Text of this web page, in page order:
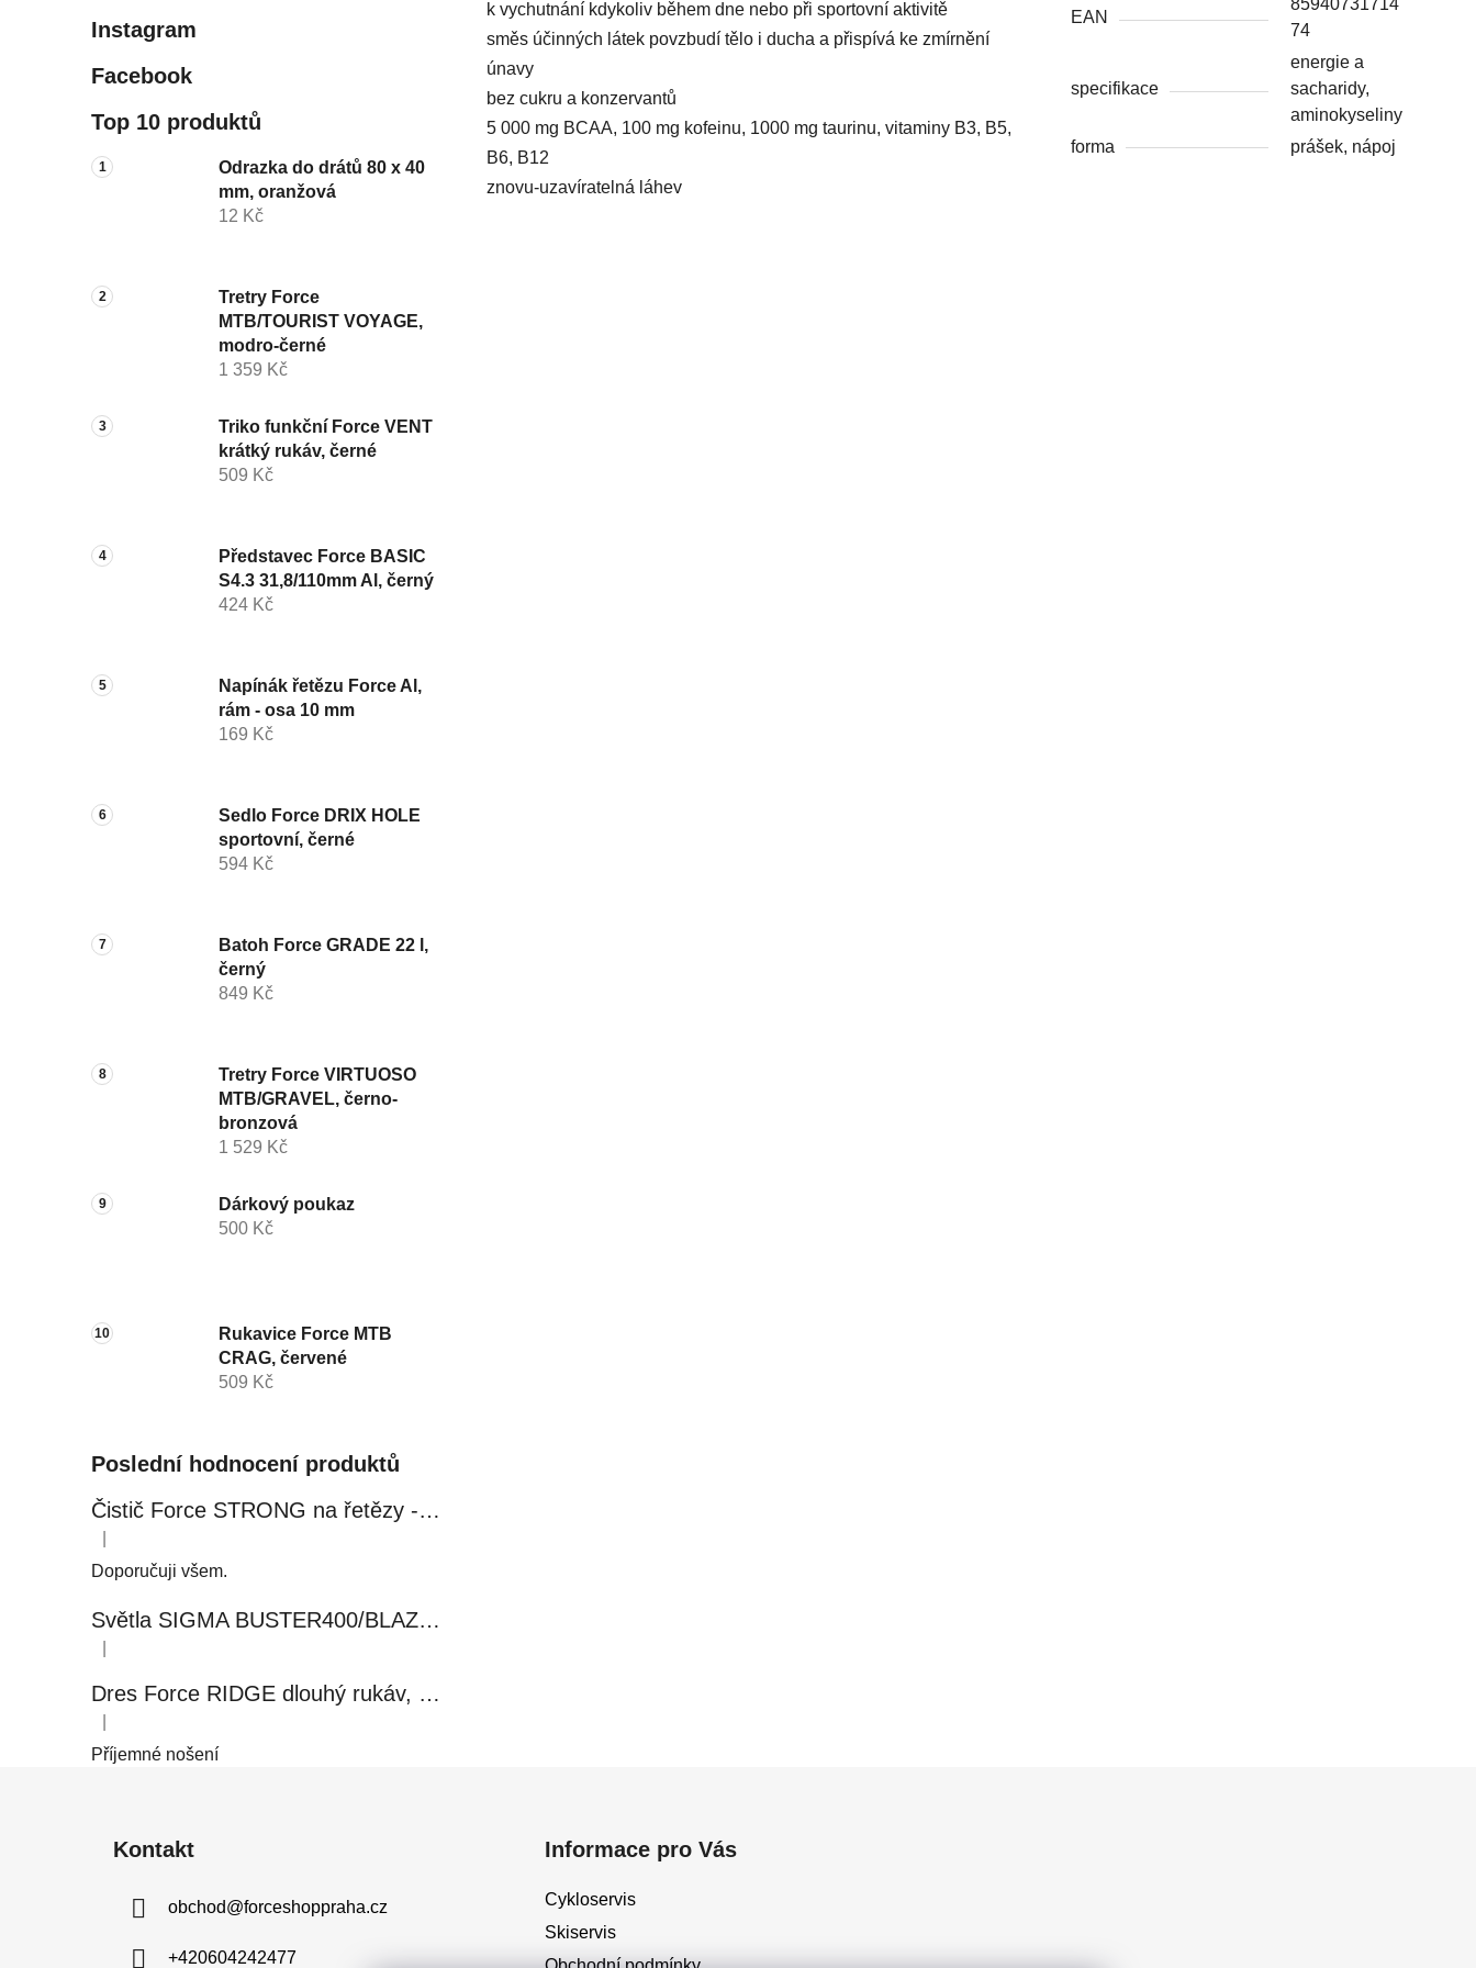
Instagram
Facebook
Top 10 produktů
Odrazka do drátů 80 x 40
mm, oranžová
12 Kč
Tretry Force
MTB/TOURIST VOYAGE,
modro-černé
1 359 Kč
Triko funkční Force VENT
krátký rukáv, černé
509 Kč
Představec Force BASIC
S4.3 31,8/110mm Al, černý
424 Kč
Napínák řetězu Force Al,
rám - osa 10 mm
169 Kč
Sedlo Force DRIX HOLE
sportovní, černé
594 Kč
Batoh Force GRADE 22 l,
černý
849 Kč
Tretry Force VIRTUOSO
MTB/GRAVEL, černo-
bronzová
1 529 Kč
Dárkový poukaz
500 Kč
Rukavice Force MTB
CRAG, červené
509 Kč
Poslední hodnocení produktů
Čistič Force STRONG na řetězy - 0,5 l, láhev - růžový
Hodnocení produktu je 5 z 5 hvězdiček.
Doporučuji všem.
Světla SIGMA BUSTER400/BLAZE FLASH, přední+zadní
Hodnocení produktu je 5 z 5 hvězdiček.
Dres Force RIDGE dlouhý rukáv, černo-modrý
Hodnocení produktu je 5 z 5 hvězdiček.
Příjemné nošení
k vychutnání kdykoliv během dne nebo při sportovní aktivitě
směs účinných látek povzbudí tělo i ducha a přispívá ke zmírnění
únavy
bez cukru a konzervantů
5 000 mg BCAA, 100 mg kofeinu, 1000 mg taurinu, vitaminy B3, B5,
B6, B12
znovu-uzavíratelná láhev
EAN
74
specifikace
energie a
sacharidy,
aminokyseliny
forma
prášek, nápoj
Kontakt
obchod@forceshoppraha.cz
+420604242477
Informace pro Vás
Cykloservis
Skiservis